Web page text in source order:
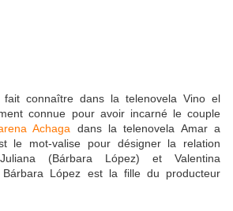
fait connaître dans la telenovela Vino el
connue pour avoir incarné le couple
Achaga dans la telenovela Amar a
le mot-valise pour désigner la relation
(Bárbara López) et Valentina
López est la fille du producteur